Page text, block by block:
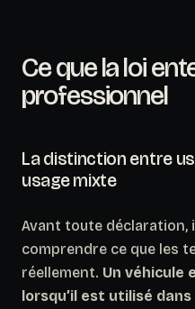
Ce que la loi
professionnel
La distinction entre
usage mixte
Avant toute déclaration,
comprendre ce que les
réellement. Un véhicule
lorsqu’il est utilisé